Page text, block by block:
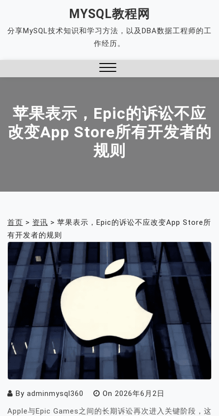
content
MYSQL教程网
分享MySQL技术知识和学习方法，以及DBA数据工程师的工
作经历。
苹果表示，Epic的诉讼不应
改变App Store所有开发者的
规则
首页 > 资讯 > 苹果表示，Epic的诉讼不应改变App Store所
有开发者的规则
By adminmysql360 On 2026年6月2日
Apple与Epic Games之间的长期诉讼再次进入关键阶段，这